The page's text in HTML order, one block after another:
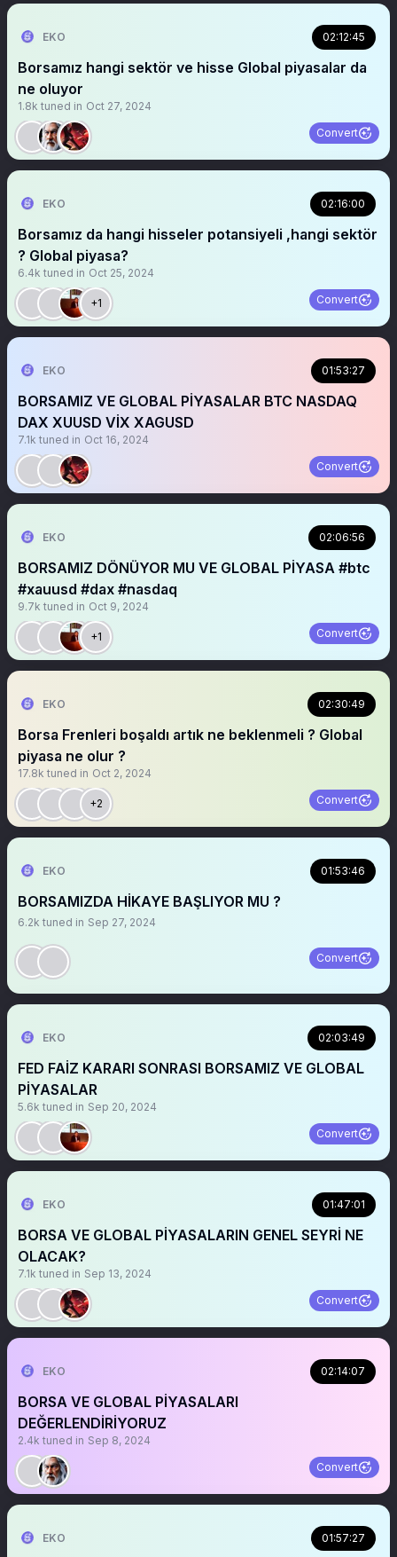
EKO 02:12:45
Borsamız hangi sektör ve hisse Global piyasalar da
ne oluyor
1.8k tuned in Oct 27, 2024
Convert
EKO 02:16:00
Borsamız da hangi hisseler potansiyeli ,hangi sektör
? Global piyasa?
6.4k tuned in Oct 25, 2024
+1 Convert
EKO 01:53:27
BORSAMIZ VE GLOBAL PİYASALAR BTC NASDAQ
DAX XUUSD VİX XAGUSD
7.1k tuned in Oct 16, 2024
Convert
EKO 02:06:56
BORSAMIZ DÖNÜYOR MU VE GLOBAL PİYASA #btc
#xauusd #dax #nasdaq
9.7k tuned in Oct 9, 2024
+1 Convert
EKO 02:30:49
Borsa Frenleri boşaldı artık ne beklenmeli ? Global
piyasa ne olur ?
17.8k tuned in Oct 2, 2024
+2 Convert
EKO 01:53:46
BORSAMIZDA HİKAYE BAŞLIYOR MU ?
6.2k tuned in Sep 27, 2024
Convert
EKO 02:03:49
FED FAİZ KARARI SONRASI BORSAMIZ VE GLOBAL
PİYASALAR
5.6k tuned in Sep 20, 2024
Convert
EKO 01:47:01
BORSA VE GLOBAL PİYASALARIN GENEL SEYRİ NE
OLACAK?
7.1k tuned in Sep 13, 2024
Convert
EKO 02:14:07
BORSA VE GLOBAL PİYASALARI
DEĞERLENDİRİYORUZ
2.4k tuned in Sep 8, 2024
Convert
EKO 01:57:27